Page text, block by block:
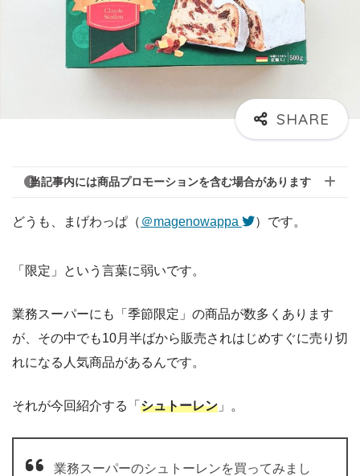
当記事内には商品プロモーションを含む場合があります
どうも、まげわっぱ（ ＠magenowappa ）です。
「限定」という言葉に弱いです。
業務スーパーにも「季節限定」の商品が数多くあります
が、その中でも10月半ばから販売されはじめすぐに売り切
れになる人気商品があるんです。
それが今回紹介する「 シュトーレン 」。
業務スーパーのシュトーレンを買ってみまし